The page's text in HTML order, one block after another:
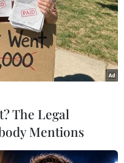
The Legal
Mentions